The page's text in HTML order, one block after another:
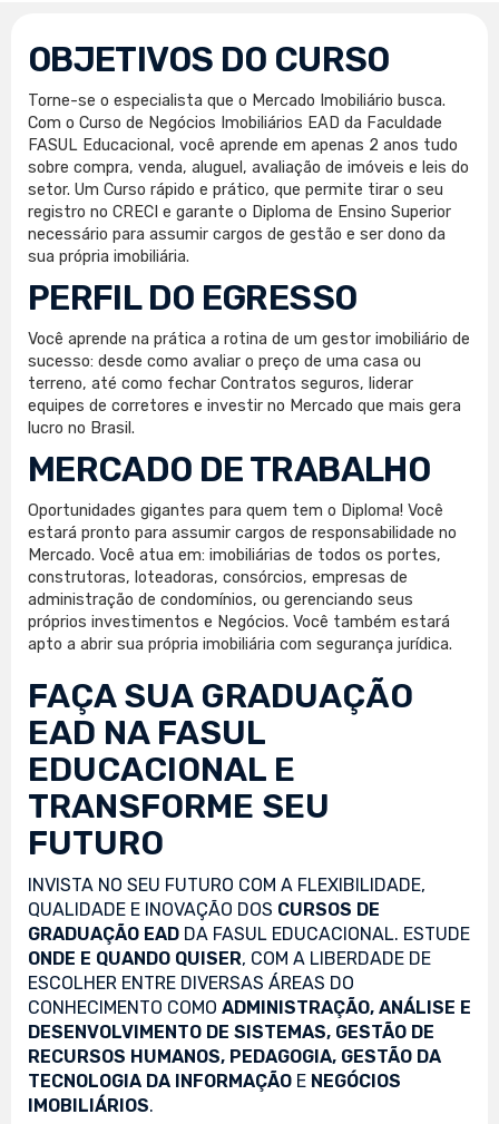
OBJETIVOS DO CURSO
Torne-se o especialista que o Mercado Imobiliário busca.
Com o Curso de Negócios Imobiliários EAD da Faculdade
FASUL Educacional, você aprende em apenas 2 anos tudo
sobre compra, venda, aluguel, avaliação de imóveis e leis do
setor. Um Curso rápido e prático, que permite tirar o seu
registro no CRECI e garante o Diploma de Ensino Superior
necessário para assumir cargos de gestão e ser dono da
sua própria imobiliária.
PERFIL DO EGRESSO
Você aprende na prática a rotina de um gestor imobiliário de
sucesso: desde como avaliar o preço de uma casa ou
terreno, até como fechar Contratos seguros, liderar
equipes de corretores e investir no Mercado que mais gera
lucro no Brasil.
MERCADO DE TRABALHO
Oportunidades gigantes para quem tem o Diploma! Você
estará pronto para assumir cargos de responsabilidade no
Mercado. Você atua em: imobiliárias de todos os portes,
construtoras, loteadoras, consórcios, empresas de
administração de condomínios, ou gerenciando seus
próprios investimentos e Negócios. Você também estará
apto a abrir sua própria imobiliária com segurança jurídica.
FAÇA SUA GRADUAÇÃO
EAD NA FASUL
EDUCACIONAL E
TRANSFORME SEU
FUTURO
INVISTA NO SEU FUTURO COM A FLEXIBILIDADE,
QUALIDADE E INOVAÇÃO DOS CURSOS DE
GRADUAÇÃO EAD DA FASUL EDUCACIONAL. ESTUDE
ONDE E QUANDO QUISER, COM A LIBERDADE DE
ESCOLHER ENTRE DIVERSAS ÁREAS DO
CONHECIMENTO COMO ADMINISTRAÇÃO, ANÁLISE E
DESENVOLVIMENTO DE SISTEMAS, GESTÃO DE
RECURSOS HUMANOS, PEDAGOGIA, GESTÃO DA
TECNOLOGIA DA INFORMAÇÃO E NEGÓCIOS
IMOBILIÁRIOS.